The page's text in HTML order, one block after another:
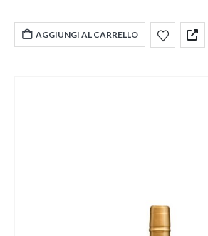
AGGIUNGI AL CARRELLO